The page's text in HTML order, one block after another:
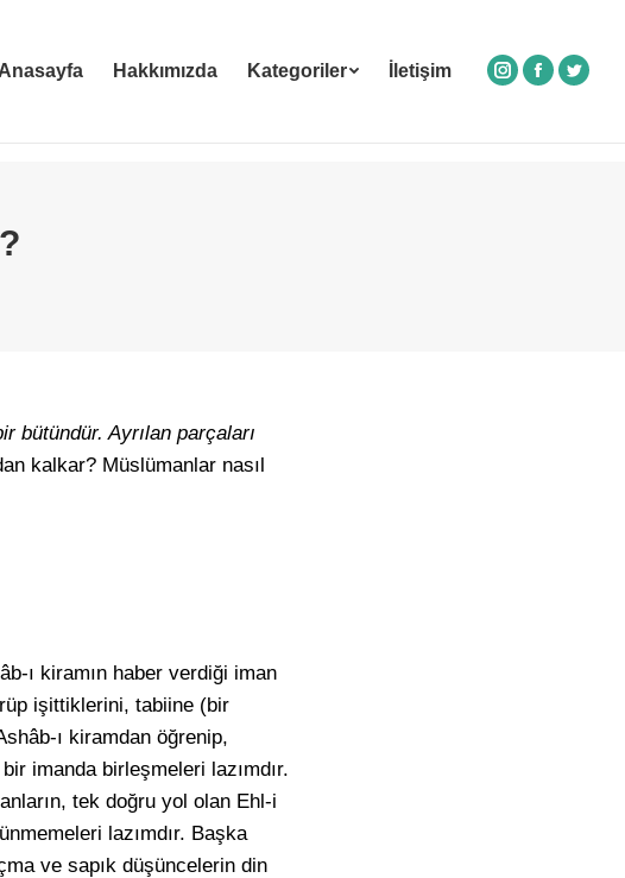
Anasayfa Hakkımızda Kategoriler İletişim
Instagram
Facebook
bütündür. Ayrılan parçaları
kalkar? Müslümanlar nasıl
ı kiramın haber verdiği iman
işittiklerini, tabiine (bir
ı kiramdan öğrenip,
imanda birleşmeleri lazımdır.
tek doğru yol olan Ehl-i
lazımdır. Başka
ve sapık düşüncelerin din